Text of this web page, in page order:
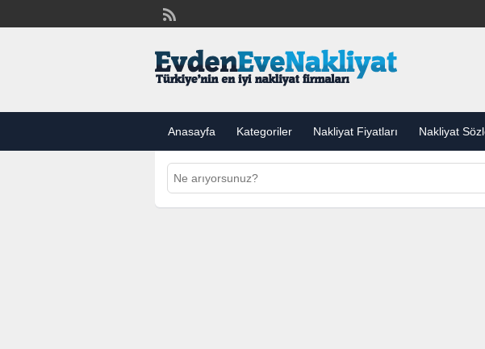
Anasayfa Kategoriler Nakliyat Fiyatları Nakliyat